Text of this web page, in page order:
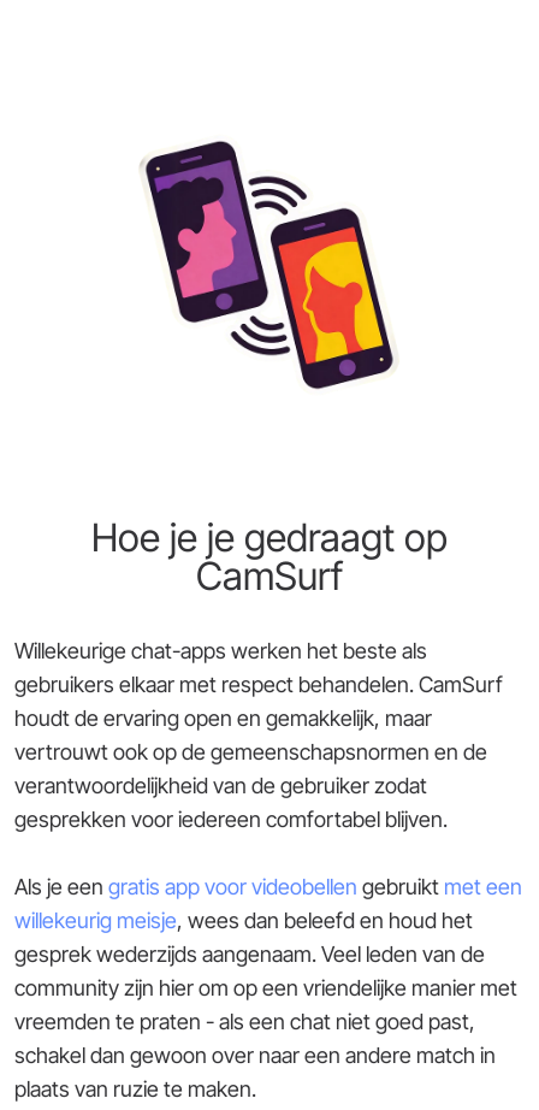
Hoe je je gedraagt op
CamSurf
Willekeurige chat-apps werken het beste als
gebruikers elkaar met respect behandelen. CamSurf
houdt de ervaring open en gemakkelijk, maar
vertrouwt ook op de gemeenschapsnormen en de
verantwoordelijkheid van de gebruiker zodat
gesprekken voor iedereen comfortabel blijven.
Als je een gratis app voor videobellen gebruikt met een
willekeurig meisje, wees dan beleefd en houd het
gesprek wederzijds aangenaam. Veel leden van de
community zijn hier om op een vriendelijke manier met
vreemden te praten - als een chat niet goed past,
schakel dan gewoon over naar een andere match in
plaats van ruzie te maken.